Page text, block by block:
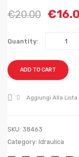
€20.00 €
Quantity:
ADD TO CART
Aggiungi Alla Lista
SKU: 38463
Category: Idraulica